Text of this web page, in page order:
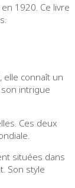
1920. Ce livre
elle connaît un
intrigue
Ces deux
situées dans
Son style